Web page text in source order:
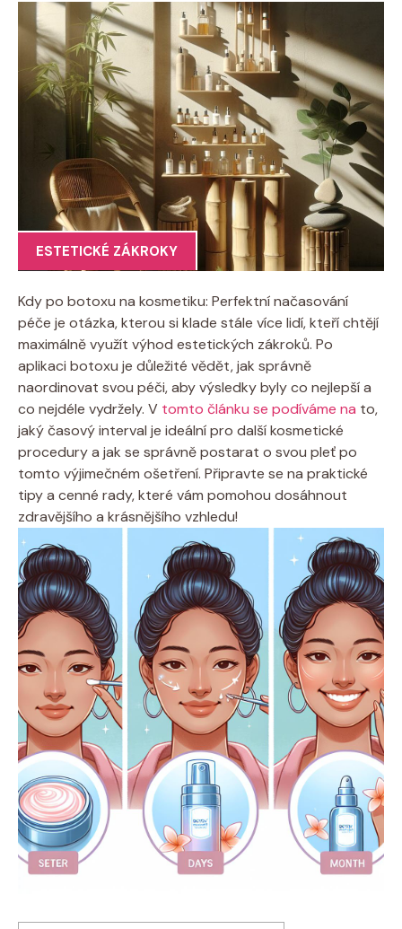
ESTETICKÉ ZÁKROKY
Kdy po botoxu na kosmetiku: Perfektní načasování
péče je otázka, kterou si klade stále více lidí, kteří chtějí
maximálně využít výhod estetických zákroků. Po
aplikaci botoxu je důležité vědět, jak správně
naordinovat svou péči, aby výsledky byly co nejlepší a
co nejdéle vydržely. V tomto článku se podíváme na to,
jaký časový interval je ideální pro další kosmetické
procedury a jak se správně postarat o svou pleť po
tomto výjimečném ošetření. Připravte se na praktické
tipy a cenné rady, které vám pomohou dosáhnout
zdravějšího a krásnějšího vzhledu!